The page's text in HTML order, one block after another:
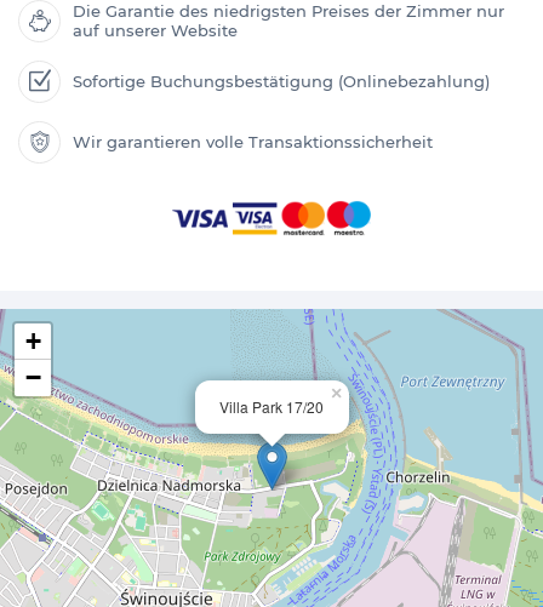
Die Garantie des niedrigsten Preises der Zimmer nur
auf unserer Website
Sofortige Buchungsbestätigung (Onlinebezahlung)
Wir garantieren volle Transaktionssicherheit
Villa Park 17/20
×
+
−